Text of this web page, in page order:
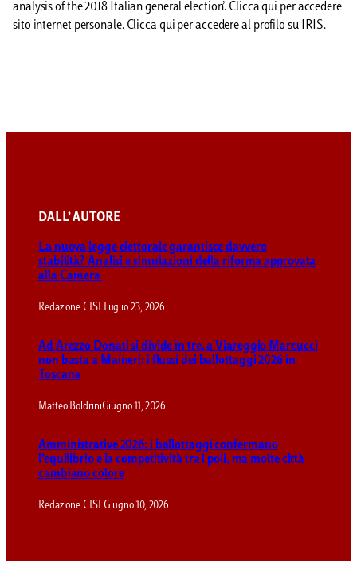
analysis of the 2018 Italian general election’. Clicca qui per accedere
sito internet personale. Clicca qui per accedere al profilo su IRIS.
DALL’ AUTORE
La nuova legge elettorale garantisce davvero
stabilità? Analisi e simulazioni della riforma approvata
alla Camera
Redazione CISELuglio 23, 2026
Ad Arezzo Donati si divide in tre, a Viareggio Marcucci
non basta a Maineri: i flussi dei ballottaggi 2026 in
Toscana
Matteo BoldriniGiugno 11, 2026
Amministrative 2026: i ballottaggi confermano
l’equilibrio e la competitività tra i poli, ma molte città
cambiano colore
Redazione CISEGiugno 10, 2026